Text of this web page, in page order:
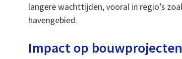
langere wachttijden, vooral in regio’s
havengebied.
Impact op bouwprojecten